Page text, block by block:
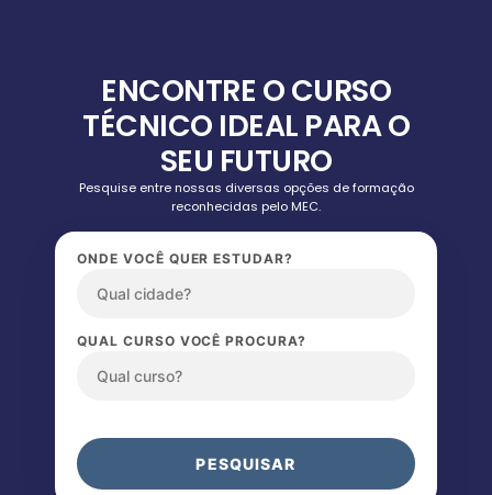
ENCONTRE O CURSO
TÉCNICO IDEAL PARA O
SEU FUTURO
Pesquise entre nossas diversas opções de formação
reconhecidas pelo MEC.
ONDE VOCÊ QUER ESTUDAR?
QUAL CURSO VOCÊ PROCURA?
PESQUISAR